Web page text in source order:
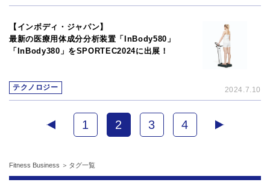
【インボディ・ジャパン】
最新の医療用体成分分析装置「InBody580」
「InBody380」をSPORTEC2024に出展！
テクノロジー 2024.7.10
1 2 3 4
Fitness Business タグ一覧